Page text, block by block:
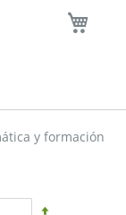
y formación